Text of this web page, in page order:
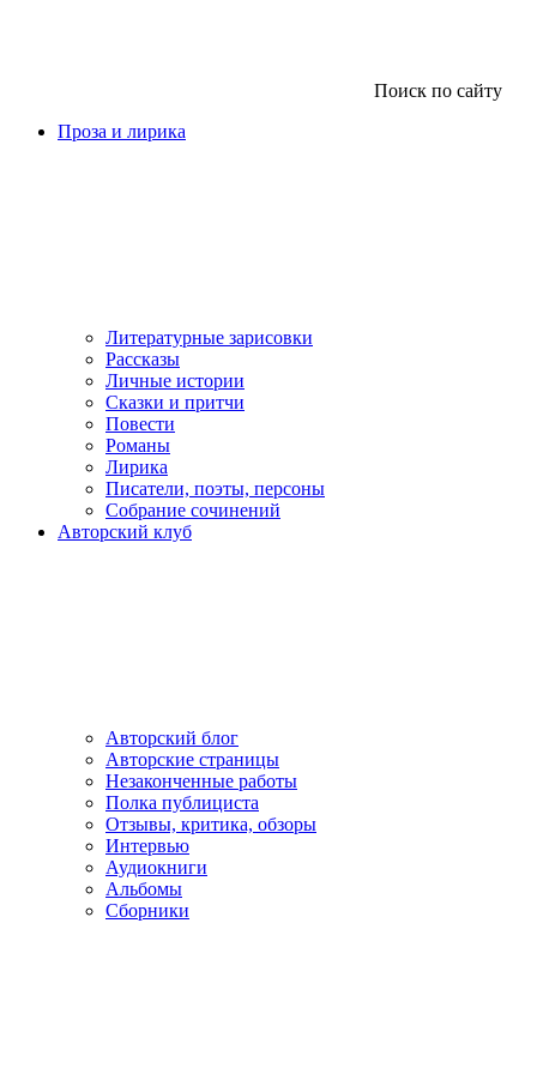
Поиск по сайту
Проза и лирика
Литературные зарисовки
Рассказы
Личные истории
Сказки и притчи
Повести
Романы
Лирика
Писатели, поэты, персоны
Собрание сочинений
Авторский клуб
Авторский блог
Авторские страницы
Незаконченные работы
Полка публициста
Отзывы, критика, обзоры
Интервью
Аудиокниги
Альбомы
Сборники